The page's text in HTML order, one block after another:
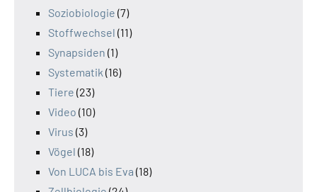
Soziobiologie (7)
Stoffwechsel (11)
Synapsiden (1)
Systematik (16)
Tiere (23)
Video (10)
Virus (3)
Vögel (18)
Von LUCA bis Eva (18)